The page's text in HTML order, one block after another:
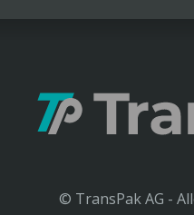
© TransPak AG -